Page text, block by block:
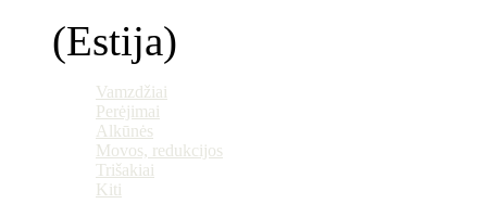
(Estija)
Vamzdžiai
Perėjimai
Alkūnės
Movos, redukcijos
Trišakiai
Kiti